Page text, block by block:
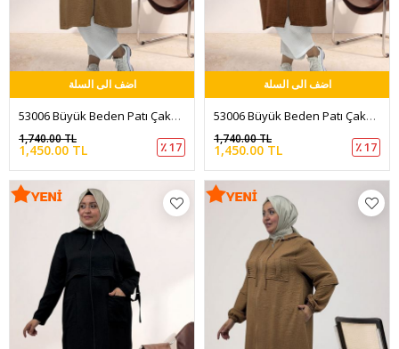
اضف الى السلة
53006 Büyük Beden Patı Çakma Düğme Detaylı Kap - Taba
1,450.00 TL
1,740.00 TL
٪ 17
اضف الى السلة
53006 Büyük Beden Patı Çakma Düğme Detaylı Kap - Kahve
1,450.00 TL
1,740.00 TL
٪ 17